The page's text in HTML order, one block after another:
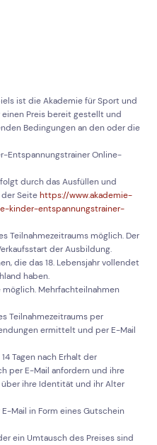
ist die Akademie für Sport und
Preis bereit gestellt und
Bedingungen an den oder die
Entspannungstrainer Online-
durch das Ausfüllen und
Seitehttps://www.akademie-
kinder-entspannungstrainer-
Teilnahmezeitraums möglich. Der
der Ausbildung.
die das 18. Lebensjahr vollendet
haben.
möglich. Mehrfachteilnahmen
Teilnahmezeitraums per
ermittelt und per E-Mail
Tagen nach Erhalt der
per E-Mail anfordern und ihre
ihre Identität und ihr Alter
Mail in Form eines Gutschein
ein Umtausch des Preises sind